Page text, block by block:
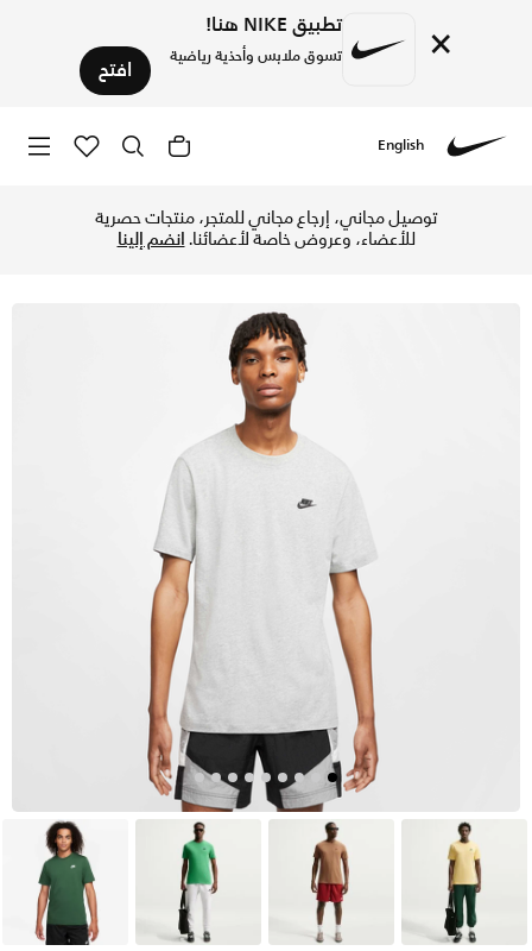
× تطبيق NIKE هنا!
تسوق ملابس وأحذية رياضية افتح
English
توصيل مجاني، إرجاع مجاني للمتجر، منتجات حصرية
للأعضاء، وعروض خاصة لأعضائنا.انضم إلينا
أصفر بنى أخضر أخضر